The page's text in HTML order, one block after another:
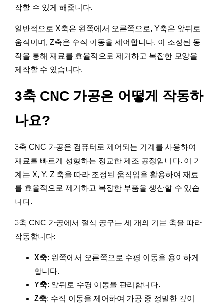
작할 수 있게 해줍니다.
일반적으로 X축은 왼쪽에서 오른쪽으로, Y축은 앞뒤로
움직이며, Z축은 수직 이동을 제어합니다. 이 조정된 동
작을 통해 재료를 효율적으로 제거하고 복잡한 모양을
제작할 수 있습니다.
3축 CNC 가공은 어떻게 작동하
나요?
3축 CNC 가공은 컴퓨터로 제어되는 기계를 사용하여
재료를 빠르게 성형하는 정교한 제조 공정입니다. 이 기
계는 X, Y, Z 축을 따라 조정된 움직임을 활용하여 재료
를 효율적으로 제거하고 복잡한 부품을 생산할 수 있습
니다.
3축 CNC 가공에서 절삭 공구는 세 개의 기본 축을 따라
작동합니다:
X축: 왼쪽에서 오른쪽으로 수평 이동을 용이하게
합니다.
Y축: 앞뒤로 수평 이동을 관리합니다.
Z축: 수직 이동을 제어하여 가공 중 정밀한 깊이